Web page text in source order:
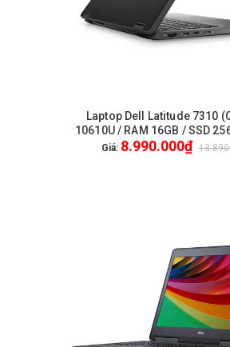
HẾT HÀNG
Laptop Dell Latitude 7310
10610U / RAM 16GB / SSD
inch FullHD) / WL + BT /
Giá: 8.990.000₫